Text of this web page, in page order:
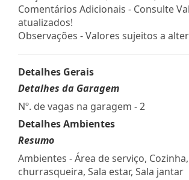
Comentários Adicionais - Consulte
atualizados!
Observações - Valores sujeitos a
Detalhes Gerais
Detalhes da Garagem
Nº. de vagas na garagem - 2
Detalhes Ambientes
Resumo
Ambientes - Área de serviço,
churrasqueira, Sala estar, Sala jantar